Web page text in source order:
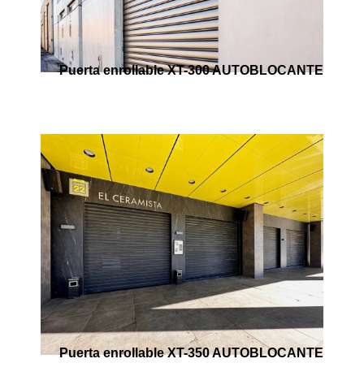
Puerta enrollable XT-300 AUTOBLOCANTE
Puerta enrollable XT-350 AUTOBLOCANTE